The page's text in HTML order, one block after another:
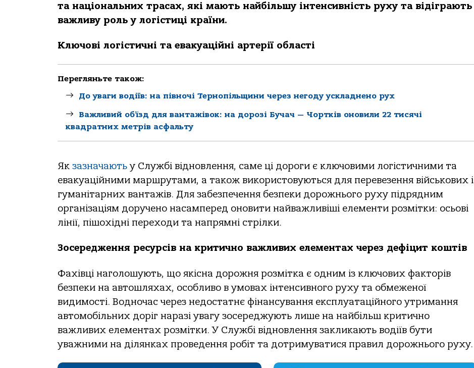
та національних трасах, які мають найбільшу інтенсивність руху та відіграють
важливу роль у логістиці країни.
Ключові логістичні та евакуаційні артерії області
Перегляньте також:
До уваги водіїв: на півночі Тернопільщини через негоду ускладнено рух
Важливий об’їзд для вантажівок: на дорозі Бучач — Чортків оновили 22 тисячі
квадратних метрів асфальту
Як зазначаютьу Службі відновлення, саме ці дороги є ключовими логістичними та
евакуаційними маршрутами, а також використовуються для перевезення військових і
гуманітарних вантажів. Для забезпечення безпеки дорожнього руху підрядним
організаціям доручено насамперед оновити найважливіші елементи розмітки: осьові
лінії, пішохідні переходи та напрямні стрілки.
Зосередження ресурсів на критично важливих елементах через дефіцит коштів
Фахівці наголошують, що якісна дорожня розмітка є одним із ключових факторів
безпеки на автошляхах, особливо в умовах інтенсивного руху та обмеженої
видимості. Водночас через недостатнє фінансування експлуатаційного утримання
автомобільних доріг наразі увагу зосереджують лише на найбільш критично
важливих елементах розмітки. У Службі відновлення закликають водіїв бути
уважними на ділянках проведення робіт та дотримуватися правил дорожнього руху.